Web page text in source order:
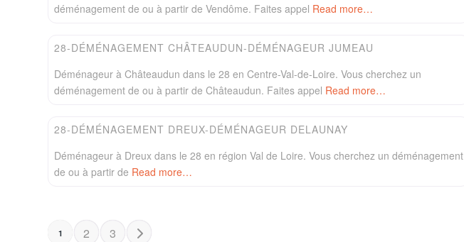
déménagement de ou à partir de Vendôme. Faites appel Read more…
28-DÉMÉNAGEMENT CHÂTEAUDUN-DÉMÉNAGEUR JUMEAU
Déménageur à Châteaudun dans le 28 en Centre-Val-de-Loire. Vous cherchez un
déménagement de ou à partir de Châteaudun. Faites appel Read more…
28-DÉMÉNAGEMENT DREUX-DÉMÉNAGEUR DELAUNAY
Déménageur à Dreux dans le 28 en région Val de Loire. Vous cherchez un déménagement
de ou à partir de Read more…
POSTS NAVIGATION
1 2 3
Older posts